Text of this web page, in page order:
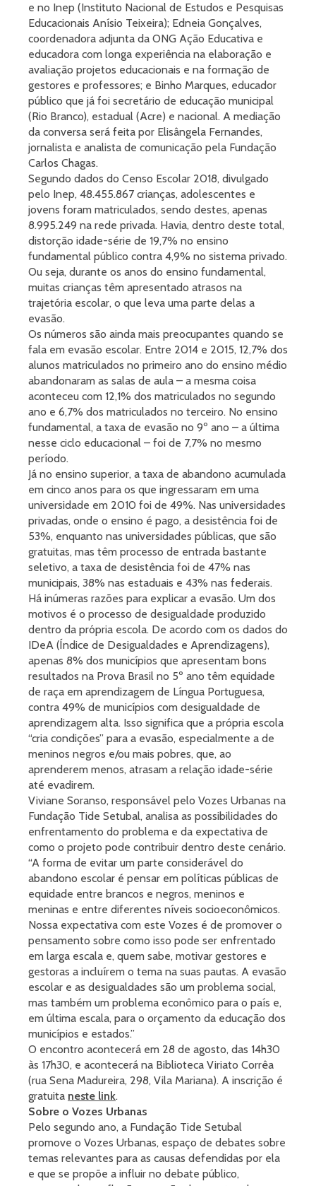
e no Inep (Instituto Nacional de Estudos e Pesquisas
Educacionais Anísio Teixeira); Edneia Gonçalves,
coordenadora adjunta da ONG Ação Educativa e
educadora com longa experiência na elaboração e
avaliação projetos educacionais e na formação de
gestores e professores; e Binho Marques, educador
público que já foi secretário de educação municipal
(Rio Branco), estadual (Acre) e nacional. A mediação
da conversa será feita por Elisângela Fernandes,
jornalista e analista de comunicação pela Fundação
Carlos Chagas.
Segundo dados do Censo Escolar 2018, divulgado
pelo Inep, 48.455.867 crianças, adolescentes e
jovens foram matriculados, sendo destes, apenas
8.995.249 na rede privada. Havia, dentro deste total,
distorção idade-série de 19,7% no ensino
fundamental público contra 4,9% no sistema privado.
Ou seja, durante os anos do ensino fundamental,
muitas crianças têm apresentado atrasos na
trajetória escolar, o que leva uma parte delas a
evasão.
Os números são ainda mais preocupantes quando se
fala em evasão escolar. Entre 2014 e 2015, 12,7% dos
alunos matriculados no primeiro ano do ensino médio
abandonaram as salas de aula – a mesma coisa
aconteceu com 12,1% dos matriculados no segundo
ano e 6,7% dos matriculados no terceiro. No ensino
fundamental, a taxa de evasão no 9º ano – a última
nesse ciclo educacional – foi de 7,7% no mesmo
período.
Já no ensino superior, a taxa de abandono acumulada
em cinco anos para os que ingressaram em uma
universidade em 2010 foi de 49%. Nas universidades
privadas, onde o ensino é pago, a desistência foi de
53%, enquanto nas universidades públicas, que são
gratuitas, mas têm processo de entrada bastante
seletivo, a taxa de desistência foi de 47% nas
municipais, 38% nas estaduais e 43% nas federais.
Há inúmeras razões para explicar a evasão. Um dos
motivos é o processo de desigualdade produzido
dentro da própria escola. De acordo com os dados do
IDeA (Índice de Desigualdades e Aprendizagens),
apenas 8% dos municípios que apresentam bons
resultados na Prova Brasil no 5º ano têm equidade
de raça em aprendizagem de Língua Portuguesa,
contra 49% de municípios com desigualdade de
aprendizagem alta. Isso significa que a própria escola
“cria condições” para a evasão, especialmente a de
meninos negros e/ou mais pobres, que, ao
aprenderem menos, atrasam a relação idade-série
até evadirem.
Viviane Soranso, responsável pelo Vozes Urbanas na
Fundação Tide Setubal, analisa as possibilidades do
enfrentamento do problema e da expectativa de
como o projeto pode contribuir dentro deste cenário.
“A forma de evitar um parte considerável do
abandono escolar é pensar em políticas públicas de
equidade entre brancos e negros, meninos e
meninas e entre diferentes níveis socioeconômicos.
Nossa expectativa com este Vozes é de promover o
pensamento sobre como isso pode ser enfrentado
em larga escala e, quem sabe, motivar gestores e
gestoras a incluírem o tema na suas pautas. A evasão
escolar e as desigualdades são um problema social,
mas também um problema econômico para o país e,
em última escala, para o orçamento da educação dos
municípios e estados.”
O encontro acontecerá em 28 de agosto, das 14h30
às 17h30, e acontecerá na Biblioteca Viriato Corrêa
(rua Sena Madureira, 298, Vila Mariana). A inscrição é
gratuita neste link.
Sobre o Vozes Urbanas
Pelo segundo ano, a Fundação Tide Setubal
promove o Vozes Urbanas, espaço de debates sobre
temas relevantes para as causas defendidas por ela
e que se propõe a influir no debate público,